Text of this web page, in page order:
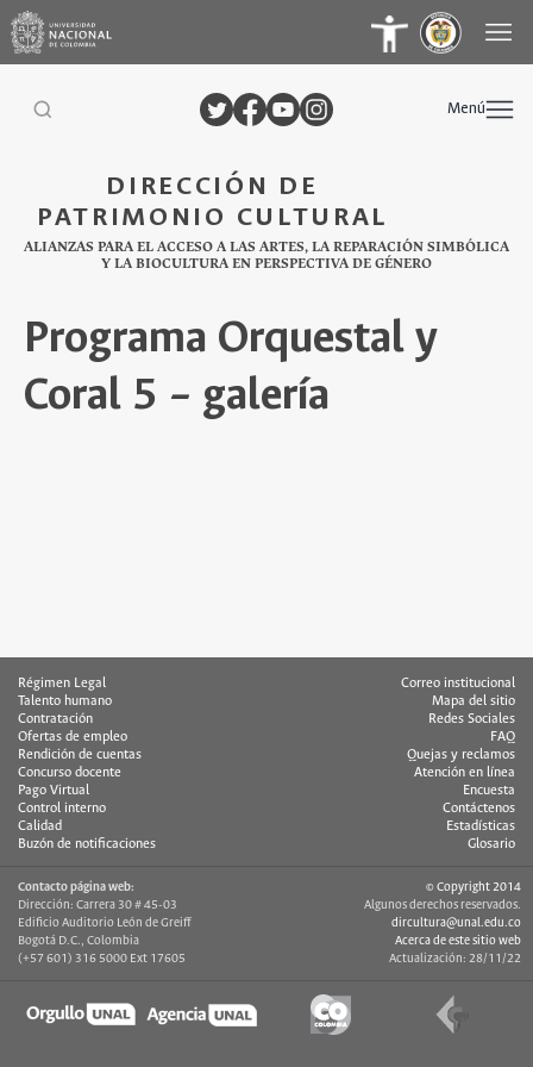
DIRECCIÓN DE
PATRIMONIO CULTURAL
ALIANZAS PARA EL ACCESO A LAS ARTES, LA REPARACIÓN SIMBÓLICA
Y LA BIOCULTURA EN PERSPECTIVA DE GÉNERO
Menú
Programa Orquestal y
Coral 5 – galería
Régimen Legal
Talento humano
Contratación
Ofertas de empleo
Rendición de cuentas
Concurso docente
Pago Virtual
Control interno
Calidad
Buzón de notificaciones
Correo institucional
Mapa del sitio
Redes Sociales
FAQ
Quejas y reclamos
Atención en línea
Encuesta
Contáctenos
Estadísticas
Glosario
Contacto página web:
Dirección: Carrera 30 # 45-03
Edificio Auditorio León de Greiff
Bogotá D.C., Colombia
(+57 601) 316 5000 Ext 17605
© Copyright 2014
Algunos derechos reservados.
dircultura@unal.edu.co
Acerca de este sitio web
Actualización: 28/11/22